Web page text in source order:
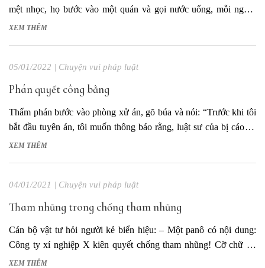
mệt nhọc, họ bước vào một quán và gọi nước uống, mỗi người
lấy trong cặp của mình ra một ổ bánh mì ăn. Anh phục vụ nhanh
XEM THÊM
05/01/2022 | Chuyện vui pháp luật
Phán quyết công bằng
Thẩm phán bước vào phòng xử án, gõ búa và nói: “Trước khi tôi
bắt đầu tuyên án, tôi muốn thông báo rằng, luật sư của bị cáo đã
đưa cho tôi 15.000 đôla để tôi lái vụ án theo cách của ông ấy” –
XEM THÊM
04/01/2021 | Chuyện vui pháp luật
Tham nhũng trong chống tham nhũng
Cán bộ vật tư hỏi người kẻ biển hiệu: – Một panô có nội dung:
Công ty xí nghiệp X kiên quyết chống tham nhũng! Cỡ chữ to,
giá bao nhiêu? – Thưa anh, trọn gói là 150 nghìn đồng. – Tốt, làm
XEM THÊM